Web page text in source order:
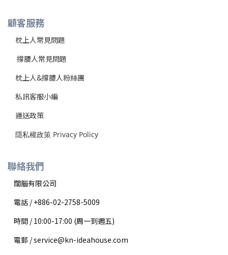
顧客服務
枕上人常見問題
撐腰人常見問題
枕上人&撐腰人粉絲團
私訊客服小編
運送政策
隱私權政策 Privacy Policy
聯絡我們
闊腦有限公司
電話 / +886-02-2758-5009
時間 / 10:00-17:00 (周一到週五)
電郵 / service@kn-ideahouse.com